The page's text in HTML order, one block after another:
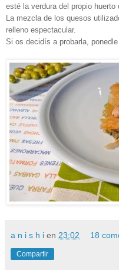
esté la verdura del propio huerto
La mezcla de los quesos
relleno espectacular.
Si os decidís a probarla,
a n i s h i en 23:02 18
Compartir